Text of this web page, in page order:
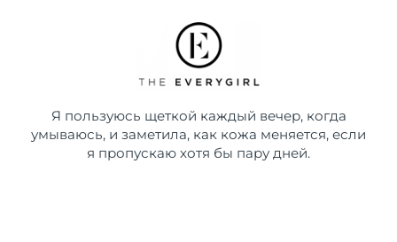
Я пользуюсь щеткой каждый вечер, когда
умываюсь, и заметила, как кожа меняется, если
я пропускаю хотя бы пару дней.